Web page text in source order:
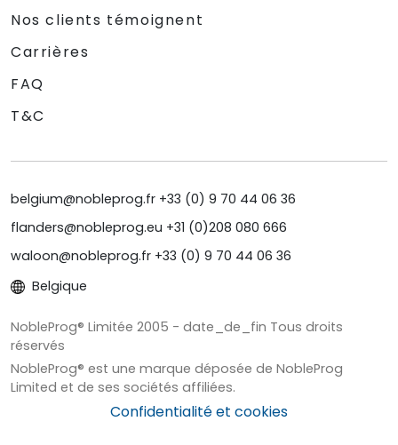
Nos clients témoignent
Carrières
FAQ
T&C
belgium@nobleprog.fr +33 (0) 9 70 44 06 36
flanders@nobleprog.eu +31 (0)208 080 666
waloon@nobleprog.fr +33 (0) 9 70 44 06 36
Belgique
NobleProg® Limitée 2005 - date_de_fin Tous droits
réservés
NobleProg® est une marque déposée de NobleProg
Limited et de ses sociétés affiliées.
Confidentialité et cookies